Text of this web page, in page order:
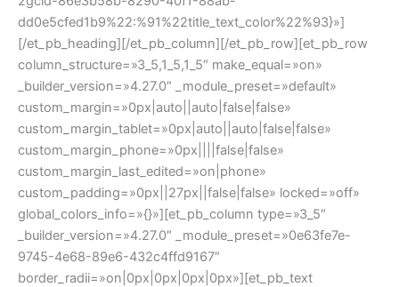
dd0e5cfed1b9%22:%91%22title_text_color%22%93}»]
[/et_pb_heading][/et_pb_column][/et_pb_row][et_pb_row
column_structure=»3_5,1_5,1_5″ make_equal=»on»
_builder_version=»4.27.0″ _module_preset=»default»
custom_margin=»0px|auto||auto|false|false»
custom_margin_tablet=»0px|auto||auto|false|false»
custom_margin_phone=»0px||||false|false»
custom_margin_last_edited=»on|phone»
custom_padding=»0px||27px||false|false» locked=»off»
global_colors_info=»{}»][et_pb_column type=»3_5″
_builder_version=»4.27.0″ _module_preset=»0e63fe7e-
9745-4e68-89e6-432c4ffd9167″
border_radii=»on|0px|0px|0px|0px»][et_pb_text